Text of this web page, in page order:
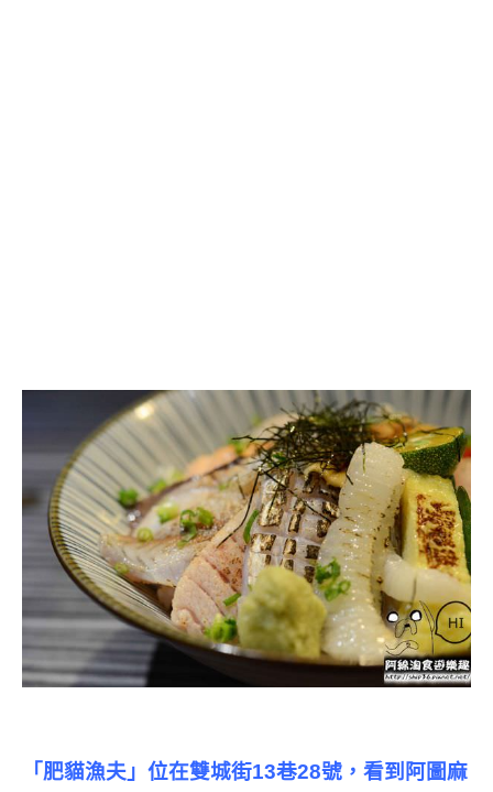
「肥貓漁夫」位在雙城街13巷28號，看到阿圖麻